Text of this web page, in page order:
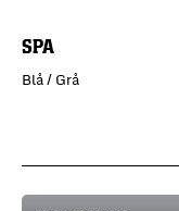
SPA
Blå / Grå